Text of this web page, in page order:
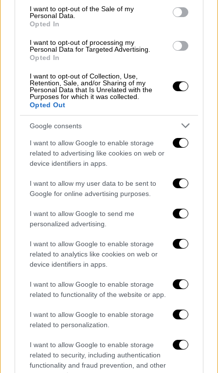
consent section.
I want to opt-out of the Sale of my
Personal Data.
Opted In
I want to opt-out of processing my
Personal Data for Targeted Advertising.
Opted In
I want to opt-out of Collection, Use,
Retention, Sale, and/or Sharing of my
Personal Data that Is Unrelated with the
Purposes for which it was collected.
Opted Out
Google consents
I want to allow Google to enable storage
related to advertising like cookies on web or
device identifiers in apps.
I want to allow my user data to be sent to
Google for online advertising purposes.
I want to allow Google to send me
personalized advertising.
I want to allow Google to enable storage
related to analytics like cookies on web or
device identifiers in apps.
I want to allow Google to enable storage
related to functionality of the website or app.
I want to allow Google to enable storage
related to personalization.
I want to allow Google to enable storage
related to security, including authentication
functionality and fraud prevention, and other
Η τρομακτική στιγμή που λιοντάρι
επιτίθεται σε θηριοδαμαστή στη Ρωσία -
Τη ζωή του άνδρα έσωσε η άμεση
βρισκόταν στον χώρο της παράστασης